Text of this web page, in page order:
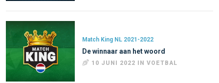
Match King NL 2021-2022
De winnaar aan het woord
10 JUNI 2022 IN VOETBAL